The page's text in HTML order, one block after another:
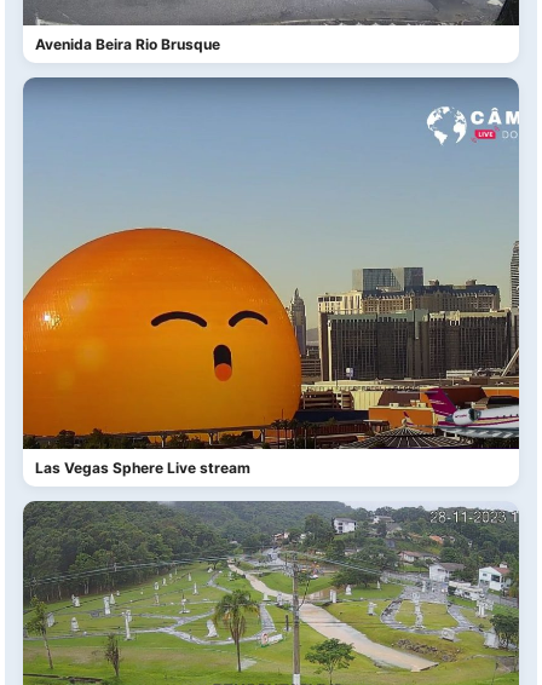
Avenida Beira Rio Brusque
Las Vegas Sphere Live stream